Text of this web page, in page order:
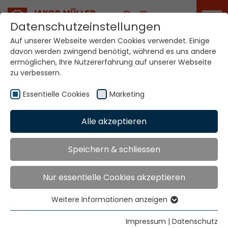
Karriere
AGB MÜCAD
Home AGB MÜCAD Software Lizenz
Allgemeine Lieferbedingungen
MÜCAD Software Lizenz
AGB MÜCAD Software Lizenz
Datenschutzeinstellungen
Auf unserer Webseite werden Cookies verwendet. Einige
davon werden zwingend benötigt, während es uns andere
ermöglichen, Ihre Nutzererfahrung auf unserer Webseite
zu verbessern.
Essentielle Cookies Marketing
Alle akzeptieren
Speichern & schliessen
Nur essentielle Cookies akzeptieren
Essentielle Cookies
Essentielle Cookies werden für grundlegende
Weitere Informationen anzeigen
Impressum | Datenschutz